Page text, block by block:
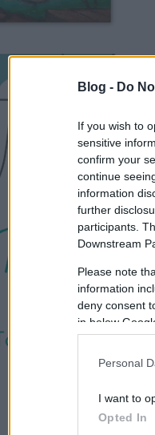
Blog - Do
If you wish to
sensitive
confirm your
continue
information
further
participants.
Downstream
Please note
information
deny consent
in below
Personal
I want to
Opted In